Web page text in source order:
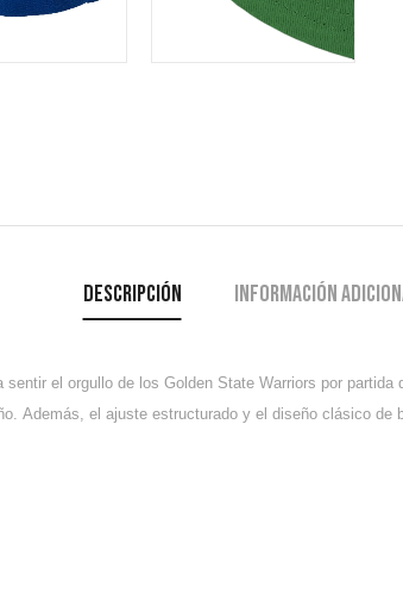
Descripción Información
el orgullo de los Golden State Warriors por partida
Además, el ajuste estructurado y el diseño clásico de